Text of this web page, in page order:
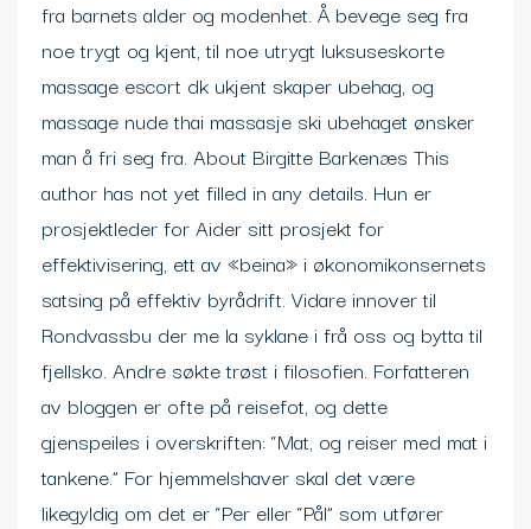
fra barnets alder og modenhet. Å bevege seg fra
noe trygt og kjent, til noe utrygt luksuseskorte
massage escort dk ukjent skaper ubehag, og
massage nude thai massasje ski ubehaget ønsker
man å fri seg fra. About Birgitte Barkenæs This
author has not yet filled in any details. Hun er
prosjektleder for Aider sitt prosjekt for
effektivisering, ett av «beina» i økonomikonsernets
satsing på effektiv byrådrift. Vidare innover til
Rondvassbu der me la syklane i frå oss og bytta til
fjellsko. Andre søkte trøst i filosofien. Forfatteren
av bloggen er ofte på reisefot, og dette
gjenspeiles i overskriften: “Mat, og reiser med mat i
tankene.” For hjemmelshaver skal det være
likegyldig om det er “Per eller “Pål” som utfører